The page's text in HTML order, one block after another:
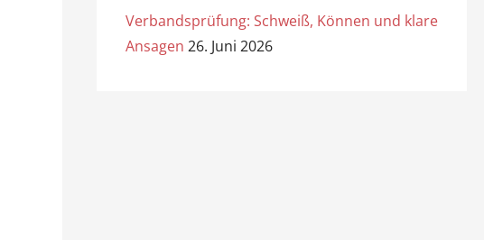
Verbandsprüfung: Schweiß, Können und klare
Ansagen 26. Juni 2026